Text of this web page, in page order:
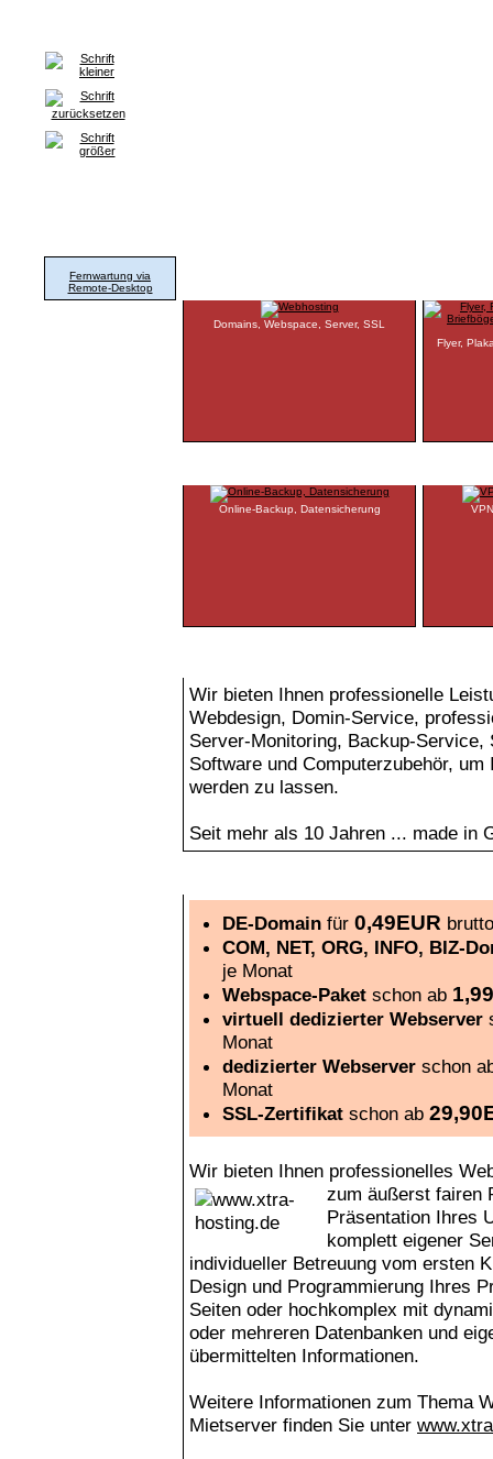
Fernwartung via
Remote-Desktop
Domains, Webspace, Server, SSL
Flyer,
Online-Backup, Datensicherung
Wir bieten Ihnen professionelle
Webdesign, Domin-Service,
Server-Monitoring, Backup-
Software und Computerzubehör,
werden zu lassen.
Seit mehr als 10 Jahren ... made in
DE-Domain für 0,49EUR
COM, NET, ORG, INFO, BIZ-
je Monat
Webspace-Paket schon ab
virtuell dedizierter Webserver
Monat
dedizierter Webserver schon
Monat
SSL-Zertifikat schon ab
Wir bieten Ihnen professionelles
zum äußerst fairen
Präsentation Ihres
komplett eigener
individueller Betreuung vom ersten
Design und Programmierung Ihres
Seiten oder hochkomplex mit
oder mehreren Datenbanken und
übermittelten Informationen.
Weitere Informationen zum Thema
Mietserver finden Sie unter